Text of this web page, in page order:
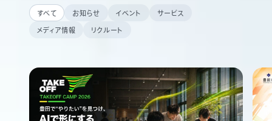
すべて お知らせ イベント サービス
メディア情報 リクルート